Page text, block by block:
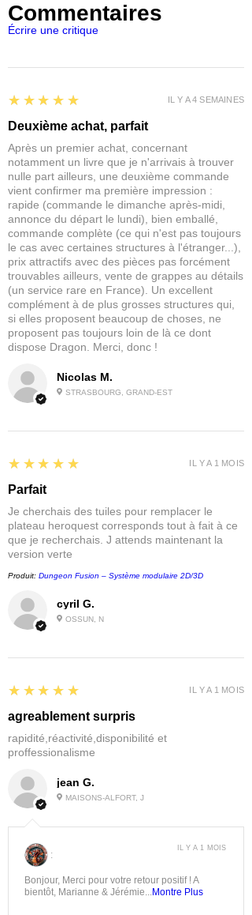
Commentaires
Écrire une critique
Nicolas M.
STRASBOURG, GRAND-EST
5
★★★★★
Deuxième achat, parfait
Après un premier achat, concernant
notamment un livre que je n'arrivais à trouver
nulle part ailleurs, une deuxième commande
vient confirmer ma première impression :
rapide (commande le dimanche après-midi,
annonce du départ le lundi), bien emballé,
commande complète (ce qui n'est pas toujours
le cas avec certaines structures à l'étranger...),
prix attractifs avec des pièces pas forcément
trouvables ailleurs, vente de grappes au détails
(un service rare en France). Un excellent
complément à de plus grosses structures qui,
si elles proposent beaucoup de choses, ne
proposent pas toujours loin de là ce dont
dispose Dragon. Merci, donc !
IL Y A 4 SEMAINES
cyril G.
OSSUN, N
5
★★★★★
Parfait
Je cherchais des tuiles pour remplacer le
plateau heroquest corresponds tout à fait à ce
que je recherchais. J attends maintenant la
version verte
Produit: Dungeon Fusion – Système modulaire 2D/3D
IL Y A 1 MOIS
jean G.
MAISONS-ALFORT, J
5
★★★★★
agreablement surpris
rapidité,réactivité,disponibilité et
proffessionalisme
IL Y A 1 MOIS
:
Bonjour, Merci pour votre retour positif ! A
bientôt, Marianne & Jérémie...Montre Plus
IL Y A 1 MOIS